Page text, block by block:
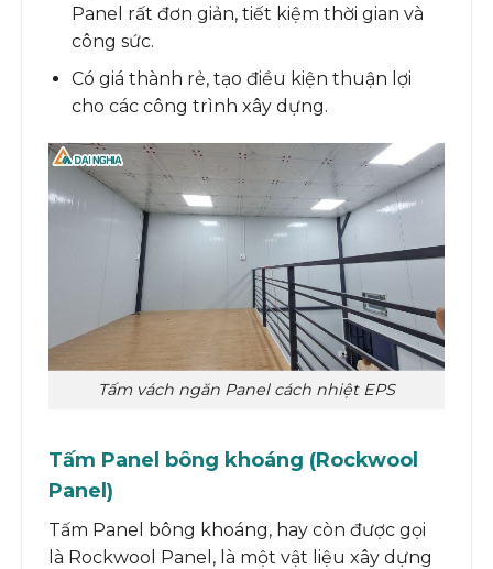
Panel rất đơn giản, tiết kiệm thời gian và
công sức.
Có giá thành rẻ, tạo điều kiện thuận lợi
cho các công trình xây dựng.
Tấm vách ngăn Panel cách nhiệt EPS
Tấm Panel bông khoáng (Rockwool
Panel)
Tấm Panel bông khoáng, hay còn được gọi
là Rockwool Panel, là một vật liệu xây dựng